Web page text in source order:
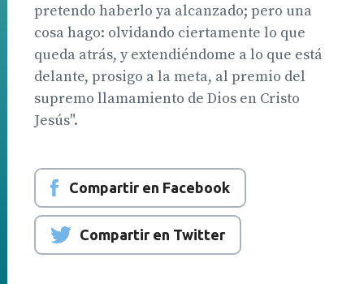
pretendo haberlo ya alcanzado; pero una
cosa hago: olvidando ciertamente lo que
queda atrás, y extendiéndome a lo que está
delante, prosigo a la meta, al premio del
supremo llamamiento de Dios en Cristo
Jesús".
Compartir en Facebook
Compartir en Twitter